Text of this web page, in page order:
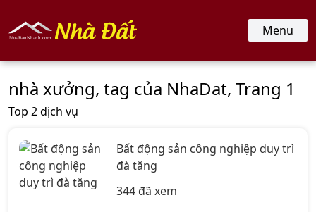
Menu
nhà xưởng, tag của NhaDat, Trang 1
Top 2 dịch vụ
Bất động sản công nghiệp duy trì
đà tăng
344 đã xem